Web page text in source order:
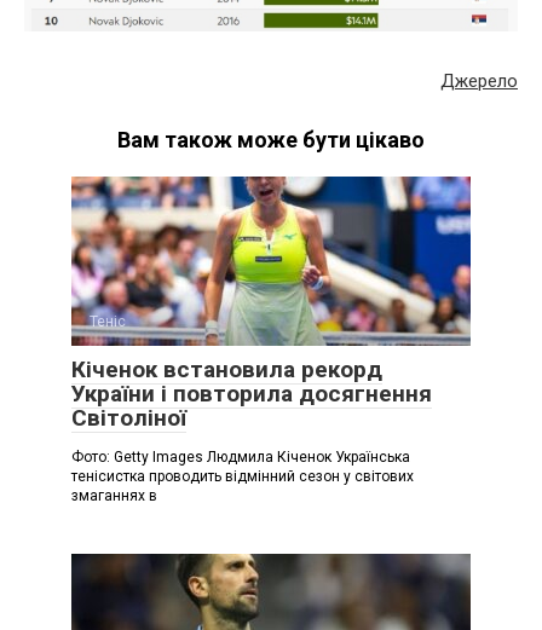
Джерело
Вам також може бути цікаво
Теніс
Кіченок встановила рекорд
України і повторила досягнення
Світоліної
Фото: Getty Images Людмила Кіченок Українська
тенісистка проводить відмінний сезон у світових
змаганнях в